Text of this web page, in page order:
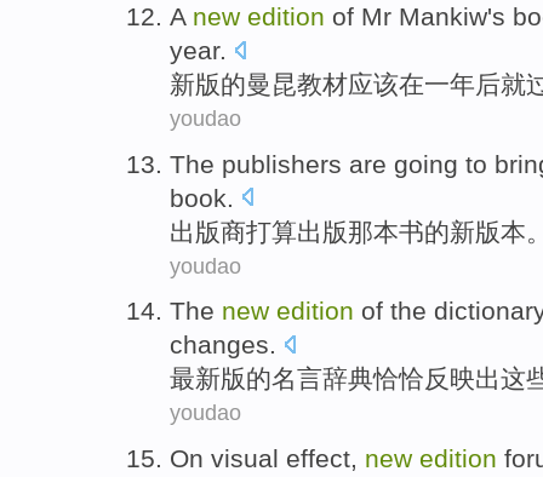
A new edition of Mr Mankiw's
year.
新版的曼 昆教材应该在一年后就
youdao
The publishers are going to
book
出版商打算出版那本书的新版本
youdao
The new edition of the
changes.
最新版的名言辞典恰恰反映出这
youdao
On visual effect, new edition